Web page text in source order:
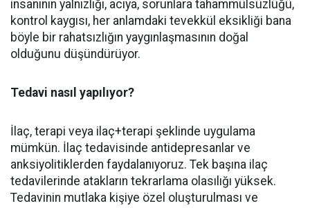
insanının yalnızlığı, acıya, sorunlara tahammülsüzlüğü,
kontrol kaygısı, her anlamdaki tevekkül eksikliği bana
böyle bir rahatsızlığın yaygınlaşmasının doğal
olduğunu düşündürüyor.
Tedavi nasıl yapılıyor?
İlaç, terapi veya ilaç+terapi şeklinde uygulama
mümkün. İlaç tedavisinde antidepresanlar ve
anksiyolitiklerden faydalanıyoruz. Tek başına ilaç
tedavilerinde atakların tekrarlama olasılığı yüksek.
Tedavinin mutlaka kişiye özel oluşturulması ve